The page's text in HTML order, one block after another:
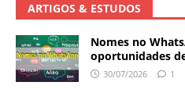
ARTIGOS & ESTUDOS
Nomes no
oportunidades
30/07/2026 1